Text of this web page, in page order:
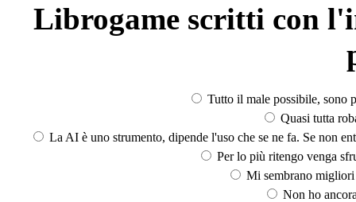
Librogame scritti con
Tutto il male possibile, sono
Quasi tutta
La AI è uno strumento, dipende l'uso che se ne fa. Se non
Per lo più ritengo venga
Mi sembrano
Non ho